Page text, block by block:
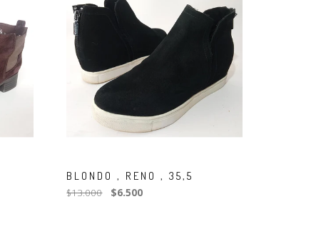
BLONDO , RENO , 35,5
$13.000 $6.500